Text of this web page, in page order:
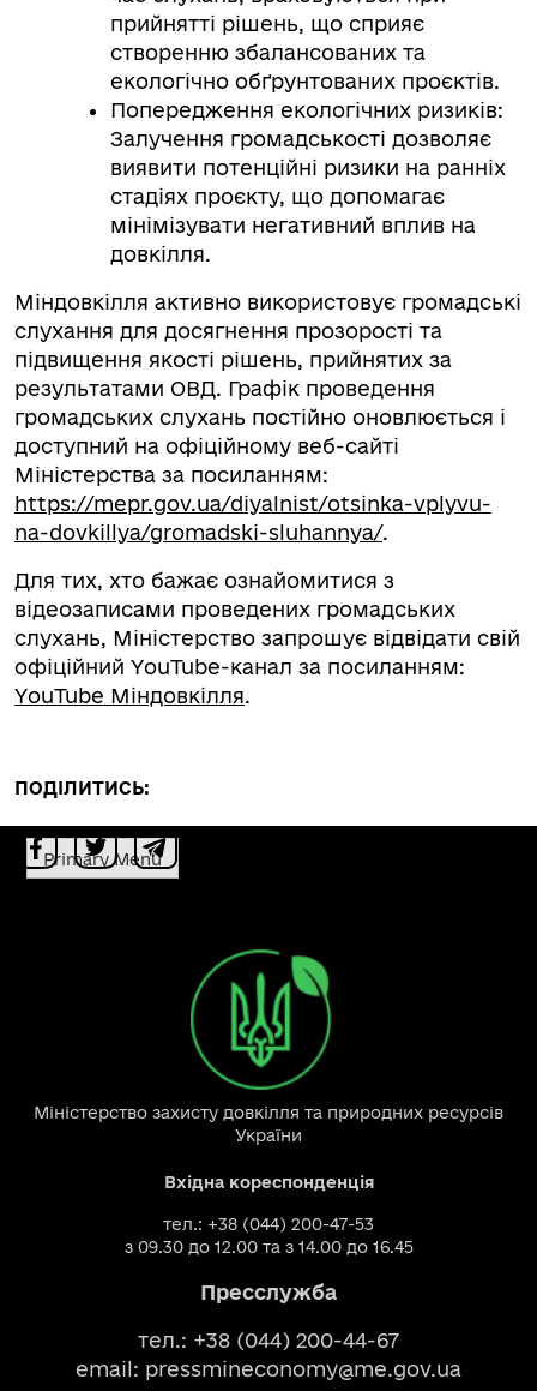
прийнятті рішень, що сприяє
створенню збалансованих та
екологічно обґрунтованих проєктів.
Попередження екологічних ризиків:
Залучення громадськості дозволяє
виявити потенційні ризики на ранніх
стадіях проєкту, що допомагає
мінімізувати негативний вплив на
довкілля.
Міндовкілля активно використовує громадські
слухання для досягнення прозорості та
підвищення якості рішень, прийнятих за
результатами ОВД. Графік проведення
громадських слухань постійно оновлюється і
доступний на офіційному веб-сайті
Міністерства за посиланням:
https://mepr.gov.ua/diyalnist/otsinka-vplyvu-
na-dovkillya/gromadski-sluhannya/.
Для тих, хто бажає ознайомитися з
відеозаписами проведених громадських
слухань, Міністерство запрошує відвідати свій
офіційний YouTube-канал за посиланням:
YouTube Міндовкілля.
ПОДІЛИТИСЬ:
Primary Menu
Міністерство захисту довкілля та природних ресурсів
України
Вхідна кореспонденція
тел.: +38 (044) 200-47-53
з 09.30 до 12.00 та з 14.00 до 16.45
Пресслужба
тел.: +38 (044) 200-44-67
email: pressmineconomy@me.gov.ua